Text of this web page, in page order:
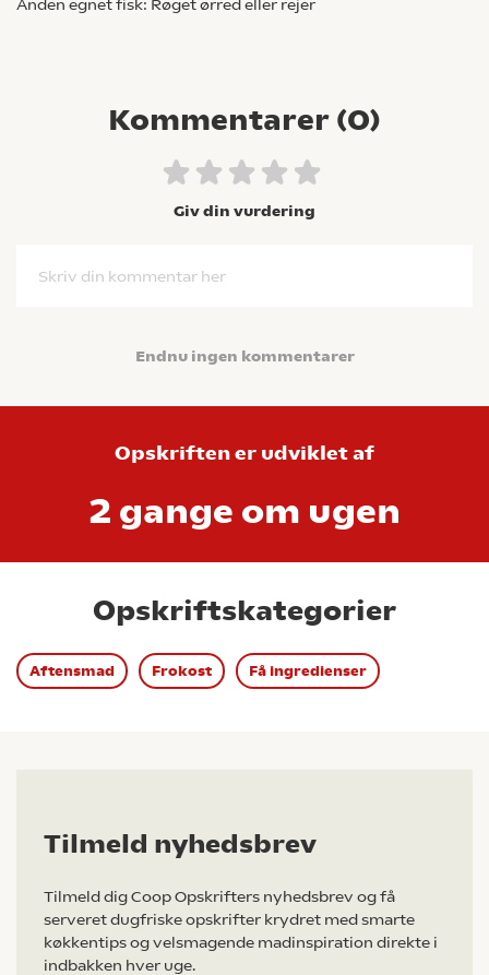
Anden egnet fisk: Røget ørred eller rejer
Kommentarer (0)
Giv din vurdering
Skriv din kommentar her
Endnu ingen kommentarer
Opskriften er udviklet af
2 gange om ugen
Opskriftskategorier
Aftensmad Frokost Få ingredienser
Tilmeld nyhedsbrev
Tilmeld dig Coop Opskrifters nyhedsbrev og få
serveret dugfriske opskrifter krydret med smarte
køkkentips og velsmagende madinspiration direkte i
indbakken hver uge.